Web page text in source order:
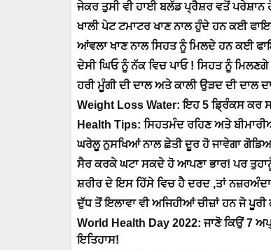
ਜੇਕਰ ਤੁਸੀ ਵੀ ਹਾਈ ਬਲੱਡ ਪ੍ਰੈਸ਼ਰ ਵਤੋਂ ਪਰੇਸ਼ਾਨ
ਖਾਲੀ ਪੇਟ ਟਮਾਟਰ ਖਾਣ ਨਾਲ ਹੁੰਦੇ ਹਨ ਕਈ
ਆਂਵਲਾ ਖਾਣ ਨਾਲ ਸਿਹਤ ਨੂੰ ਮਿਲਦੇ ਹਨ ਕਈ
ਦੇਸੀ ਘਿਓ ਨੂੰ ਨੱਕ ਵਿਚ ਪਾਓ ! ਸਿਹਤ ਨੂੰ
ਹਰੀ ਮੂੰਗੀ ਦੀ ਦਾਲ ਅਤੇ ਕਾਲੀ ਉੜਦ ਦੀ ਦਾਲ
Weight Loss Water: ਇਹ 5 ਡ੍ਰਿੰਕਸ ਕਰ
Health Tips: ਸਿਹਤਮੰਦ ਰਹਿਣ ਅਤੇ
ਘਰੇਲੂ ਨੁਸਖਿਆਂ ਨਾਲ ਛੇਤੀ ਦੂਰ ਹੋ ਜਾਵੇਗਾ
ਸੈਰ ਕਰਕੇ ਘਟਾ ਸਕਦੇ ਹੋ ਆਪਣਾ ਭਾਰ! ਪਰ
ਸ਼ਰੀਰ ਦੇ ਇਸ ਹਿੱਸੇ ਵਿਚ ਹੈ ਦਰਦ ,ਤਾਂ
ਦੁੱਧ ਤੋਂ ਇਲਾਵਾ ਵੀ ਅਜਿਹੀਆਂ ਚੀਜ਼ਾਂ ਹਨ ਜੋ
World Health Day 2022: ਜਾਣੋ ਕਿਉਂ 7
ਇਤਿਹਾਸ!